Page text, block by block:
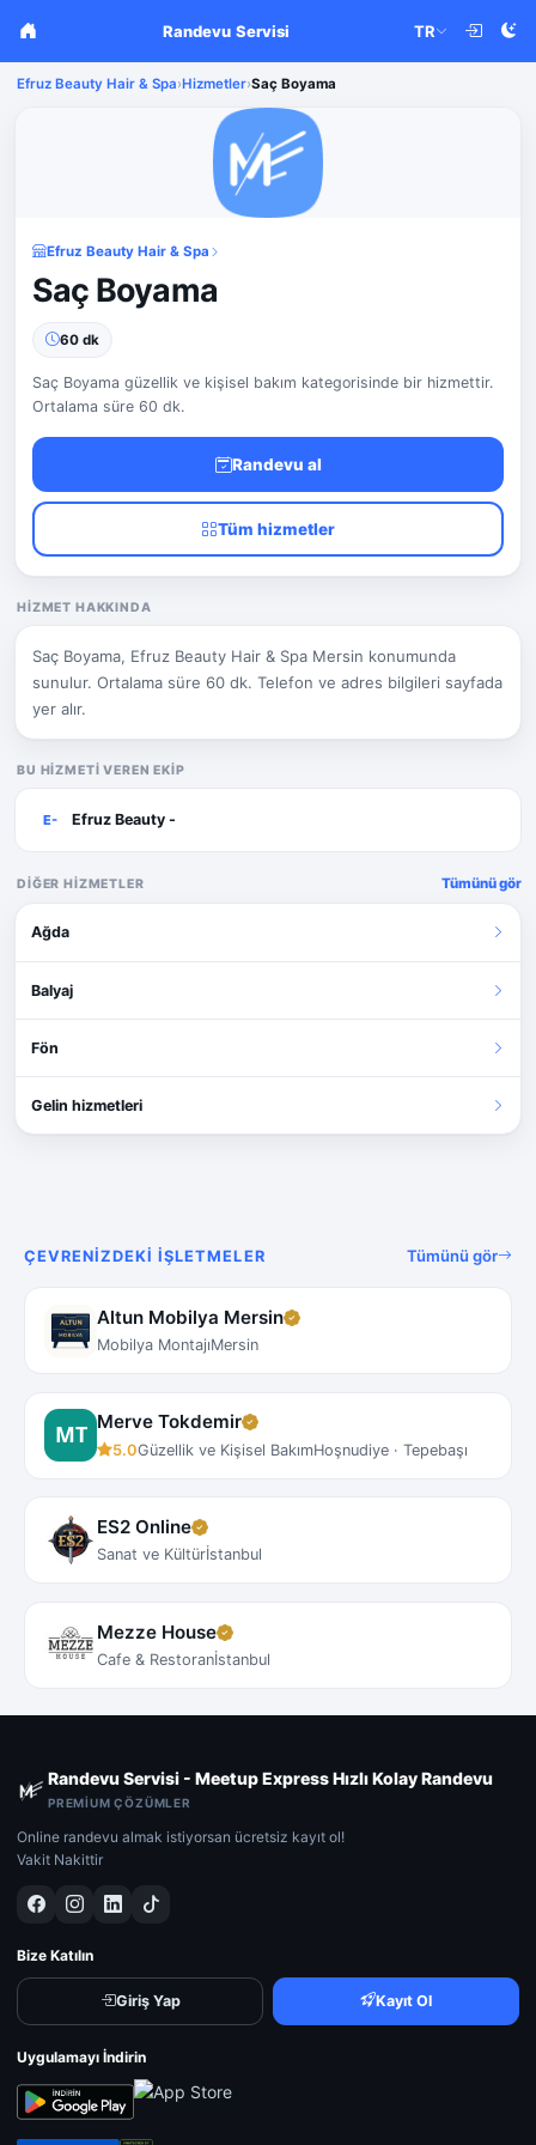
Randevu Servisi TR
Efruz Beauty Hair & Spa›Hizmetler›Saç Boyama
Efruz Beauty Hair & Spa
Saç Boyama
60 dk
Saç Boyama güzellik ve kişisel bakım kategorisinde bir hizmettir.
Ortalama süre 60 dk.
Randevu al
Tüm hizmetler
HIZMET HAKKINDA
Saç Boyama, Efruz Beauty Hair & Spa Mersin konumunda
sunulur. Ortalama süre 60 dk. Telefon ve adres bilgileri sayfada
yer alır.
BU HIZMETI VEREN EKIP
E- Efruz Beauty -
DIĞER HIZMETLER Tümünü gör
Ağda
Balyaj
Fön
Gelin hizmetleri
ÇEVRENIZDEKI İŞLETMELER Tümünü gör
Altun Mobilya Mersin
Mobilya MontajıMersin
Merve Tokdemir
5.0Güzellik ve Kişisel BakımHoşnudiye · Tepebaşı
ES2 Online
Sanat ve Kültürİstanbul
Mezze House
Cafe & Restoranİstanbul
Randevu Servisi - Meetup Express Hızlı Kolay Randevu
PREMIUM ÇÖZÜMLER
Online randevu almak istiyorsan ücretsiz kayıt ol!
Vakit Nakittir
Bize Katılın
Giriş Yap Kayıt Ol
Uygulamayı İndirin